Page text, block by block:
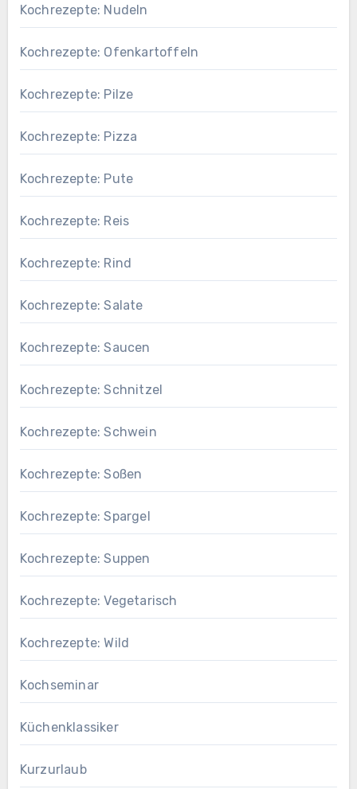
Kochrezepte: Nudeln
Kochrezepte: Ofenkartoffeln
Kochrezepte: Pilze
Kochrezepte: Pizza
Kochrezepte: Pute
Kochrezepte: Reis
Kochrezepte: Rind
Kochrezepte: Salate
Kochrezepte: Saucen
Kochrezepte: Schnitzel
Kochrezepte: Schwein
Kochrezepte: Soßen
Kochrezepte: Spargel
Kochrezepte: Suppen
Kochrezepte: Vegetarisch
Kochrezepte: Wild
Kochseminar
Küchenklassiker
Kurzurlaub